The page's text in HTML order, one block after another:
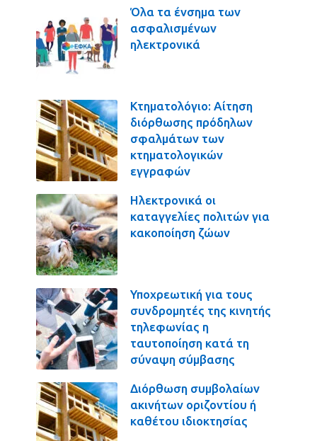
Όλα τα ένσημα των
ασφαλισμένων
ηλεκτρονικά
Κτηματολόγιο: Αίτηση
διόρθωσης πρόδηλων
σφαλμάτων των
κτηματολογικών
εγγραφών
Ηλεκτρονικά οι
καταγγελίες πολιτών για
κακοποίηση ζώων
Υποχρεωτική για τους
συνδρομητές της κινητής
τηλεφωνίας η
ταυτοποίηση κατά τη
σύναψη σύμβασης
Διόρθωση συμβολαίων
ακινήτων οριζοντίου ή
καθέτου ιδιοκτησίας